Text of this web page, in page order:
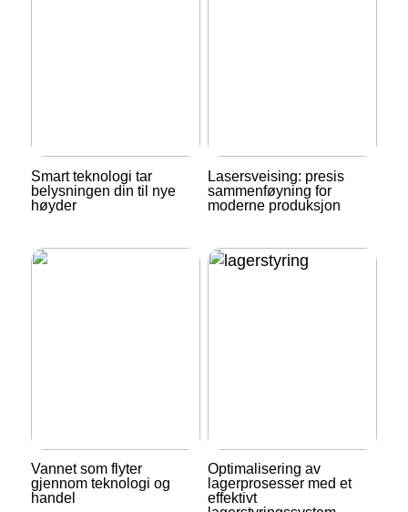
Smart teknologi tar
belysningen din til nye
høyder
Lasersveising: presis
sammenføyning for
moderne produksjon
Vannet som flyter
gjennom teknologi og
handel
Optimalisering av
lagerprosesser med et
effektivt